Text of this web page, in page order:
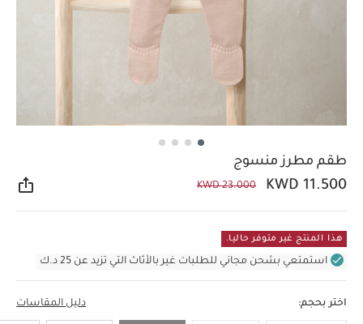
طقم مطرز منسوج
KWD 11.500
KWD 23.000
هذا المنتج غير متوفر حاليا.
استمتعي بشحن مجاني للطلبات غير بالأثاث التي تزيد عن 25 د.ك
اختر بحجم: دليل المقاسات